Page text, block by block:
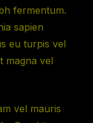
fermentum.
sapien
eu turpis vel
magna vel
vel mauris